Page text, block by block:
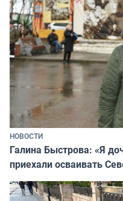
НОВОСТИ
Галина Быстрова: «Я
приехали осваивать